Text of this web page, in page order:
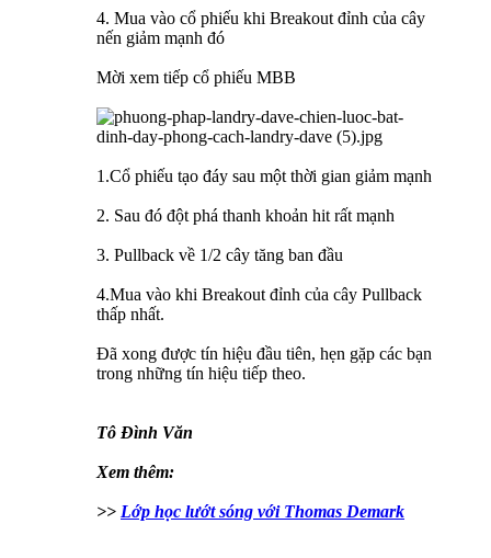
4. Mua vào cổ phiếu khi Breakout đỉnh của cây
nến giảm mạnh đó
Mời xem tiếp cổ phiếu MBB
1.Cổ phiếu tạo đáy sau một thời gian giảm mạnh
2. Sau đó đột phá thanh khoản hit rất mạnh
3. Pullback về 1/2 cây tăng ban đầu
4.Mua vào khi Breakout đỉnh của cây Pullback
thấp nhất.
Đã xong được tín hiệu đầu tiên, hẹn gặp các bạn
trong những tín hiệu tiếp theo.
Tô Đình Văn
Xem thêm:
>> Lớp học lướt sóng với Thomas Demark